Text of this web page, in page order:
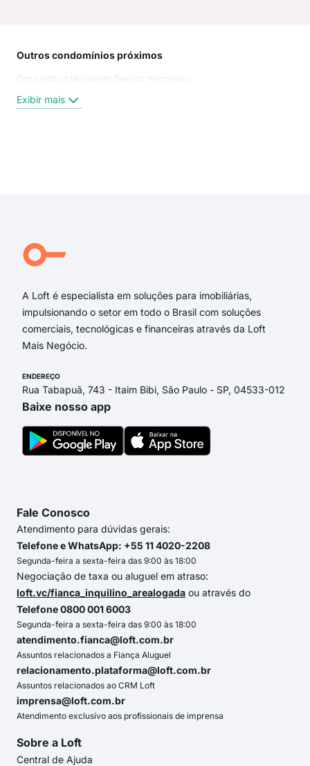
Outros condomínios próximos
Cond.edificio Margareth Queiroz Wenceslau
Exibir mais
A Loft é especialista em soluções para imobiliárias,
impulsionando o setor em todo o Brasil com soluções
comerciais, tecnológicas e financeiras através da Loft
Mais Negócio.
ENDEREÇO
Rua Tabapuã, 743 - Itaim Bibi, São Paulo - SP, 04533-012
Baixe nosso app
Fale Conosco
Atendimento para dúvidas gerais:
Telefone e WhatsApp: +55 11 4020-2208
Segunda-feira a sexta-feira das 9:00 às 18:00
Negociação de taxa ou aluguel em atraso:
loft.vc/fianca_inquilino_arealogada ou através do
Telefone 0800 001 6003
Segunda-feira a sexta-feira das 9:00 às 18:00
atendimento.fianca@loft.com.br
Assuntos relacionados a Fiança Aluguel
relacionamento.plataforma@loft.com.br
Assuntos relacionados ao CRM Loft
imprensa@loft.com.br
Atendimento exclusivo aos profissionais de imprensa
Sobre a Loft
Central de Ajuda